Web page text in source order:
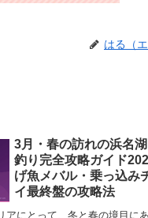
はる（
3月・春の訪れの浜名
釣り完全攻略ガイド
げ魚メバル・乗っ込み
イ最終盤の攻略法
アにとって、冬と春の境目に